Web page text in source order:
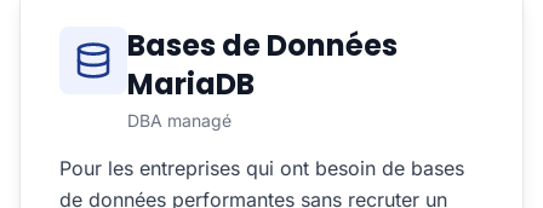
Bases de Données
MariaDB
DBA managé
Pour les entreprises qui ont besoin de bases
de données performantes sans recruter un